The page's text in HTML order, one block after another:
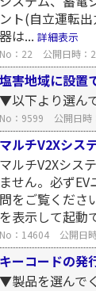
ント(自立運転
器は... 詳細表示
No：22 公開日時
塩害地域に設置
▼以下より選ん
No：9599 公開日
マルチV2Xシス
マルチV2Xシス
ません。必ず
問をご覧くださ
を表示して起動
No：14604 公開日
キーコードの発
▼製品を選んで